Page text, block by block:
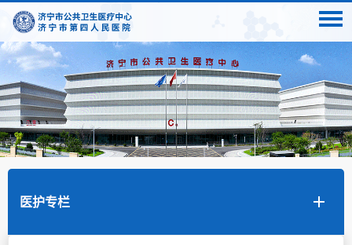
医护专栏